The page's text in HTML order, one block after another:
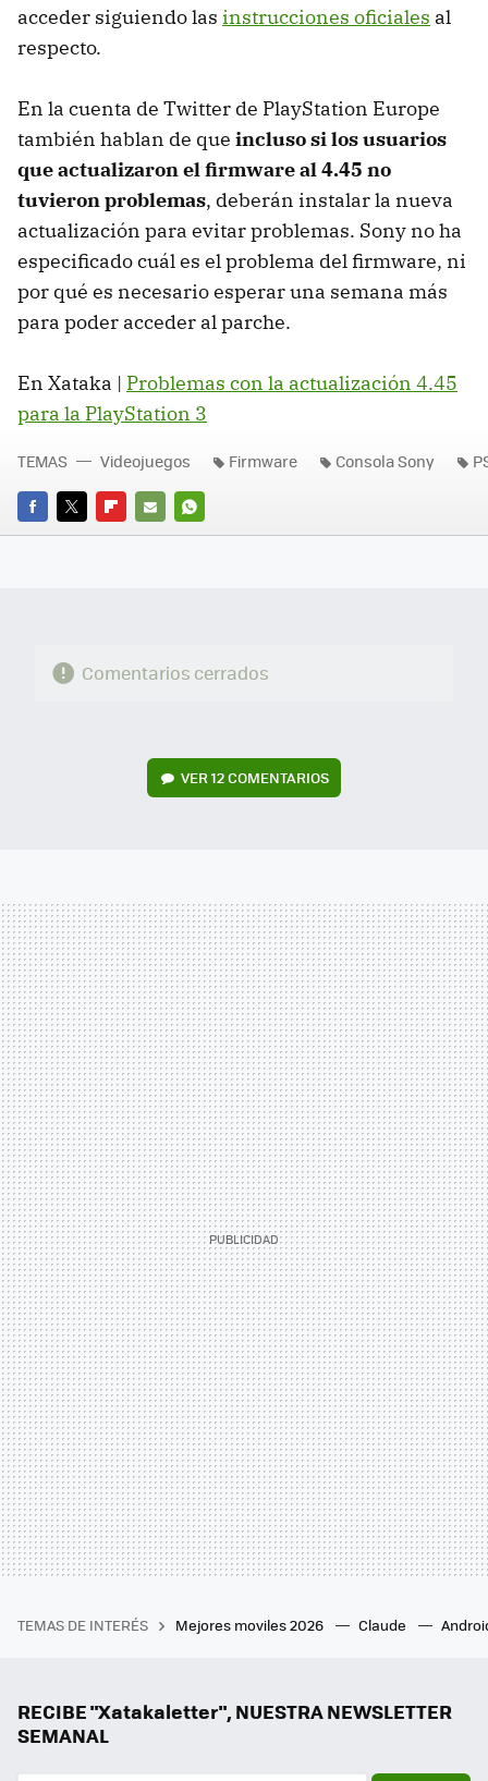
acceder siguiendo las instrucciones oficiales al
respecto.
En la cuenta de Twitter de PlayStation Europe
también hablan de que incluso si los usuarios
que actualizaron el firmware al 4.45 no
tuvieron problemas, deberán instalar la nueva
actualización para evitar problemas. Sony no ha
especificado cuál es el problema del firmware, ni
por qué es necesario esperar una semana más
para poder acceder al parche.
En Xataka | Problemas con la actualización 4.45
para la PlayStation 3
FACEBOOK
TWITTERFLIPBOARD
E-
WHATSAPP
TEMAS Videojuegos Firmware Consola Sony
Comentarios cerrados
VER12 COMENTARIOS
TEMAS DE INTERÉS Mejores moviles 2026 Claude
RECIBE "Xatakaletter", NUESTRA NEWSLETTER
SEMANAL